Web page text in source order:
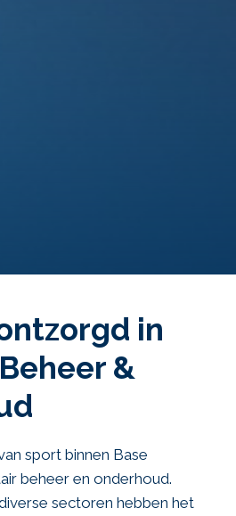
in
&
sport binnen Base
beheer en onderhoud.
sectoren hebben het